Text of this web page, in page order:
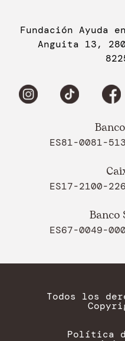
Fundación Ayuda
Anguita 13,
ES81-0081-
ES17-2100-
Banco
ES67-0049-
Todos los
Política